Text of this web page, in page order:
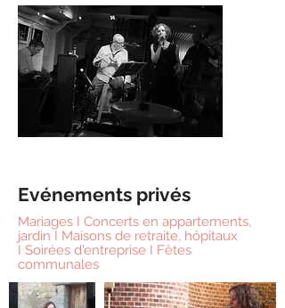
Evénements privés
Mariages I Concerts en appartements,
jardin I Maisons de retraite, hôpitaux
I Soirées d'entreprise I Fêtes
communales